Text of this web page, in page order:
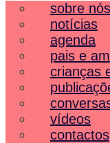
sobre nós
notícias
agenda
pais e
crianças
vídeos
contactos